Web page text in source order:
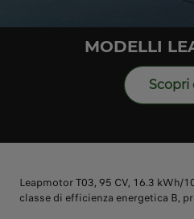
MODELLI
Scopri
Leapmotor T03, 95 CV, 16.3 kWh/
classe di efficienza energetica B,